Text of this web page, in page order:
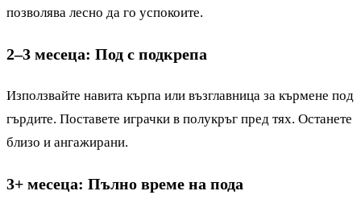
позволява лесно да го успокоите.
2–3 месеца: Под с подкрепа
Използвайте навита кърпа или възглавница за кърмене под
гърдите. Поставете играчки в полукръг пред тях. Останете
близо и ангажирани.
3+ месеца: Пълно време на пода